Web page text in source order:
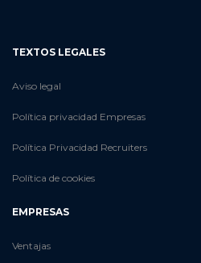
TEXTOS LEGALES
Aviso legal
Política privacidad Empresas
Política Privacidad Recruiters
Política de cookies
EMPRESAS
Ventajas